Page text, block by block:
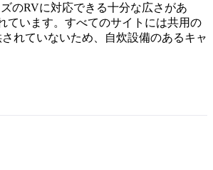
のRVに対応できる十分な広さがあ
ています。すべてのサイトには共用の
れていないため、自炊設備のあるキャ